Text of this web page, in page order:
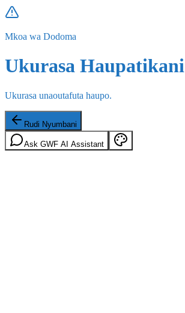
Mkoa wa Dodoma
Ukurasa Haupatikani
Ukurasa unaoutafuta haupo.
Rudi Nyumbani
Ask GWF AI Assistant